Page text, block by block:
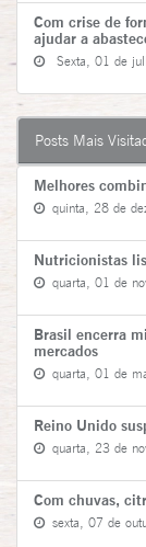
Com crise de
ajudar a
Sexta, 01 de
Posts Mais
Melhores
quinta, 28 de
Nutricionistas
quarta, 01 de
Brasil encerra
mercados
quarta, 01 de
Reino Unido
quarta, 23 de
Com chuvas,
sexta, 07 de